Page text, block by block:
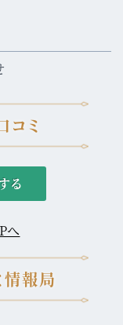
コミ
る
へ
報局